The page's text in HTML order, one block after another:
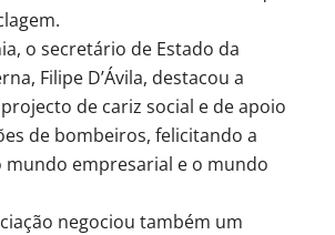
o secretário de Estado da
Filipe D’Ávila, destacou a
de cariz social e de apoio
de bombeiros, felicitando a
empresarial e o mundo
negociou também um